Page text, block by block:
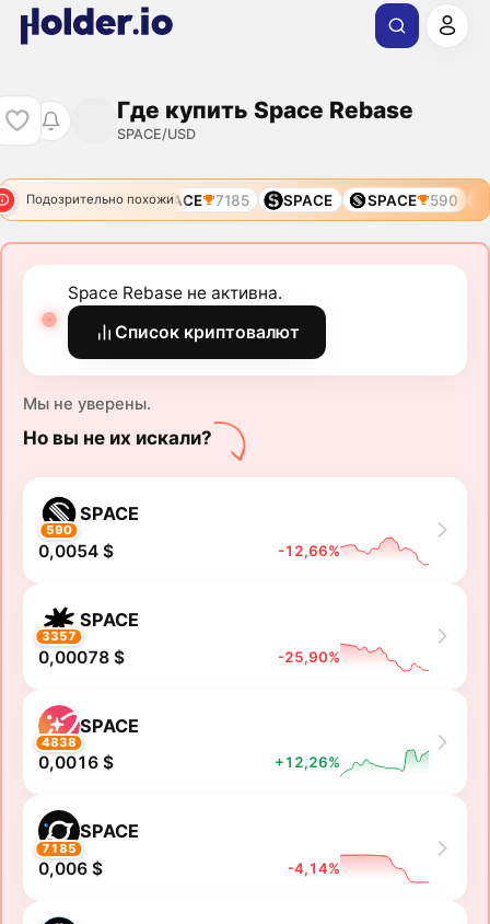
Где купить Space Rebase
SPACE/USD
Подозрительно похожи
SPACE 4838 SPACE 7185 SPACE SPACE 590
Space Rebase не активна.
Список криптовалют
Мы не уверены.
Но вы не их искали?
590
SPACE
0,0054 $ -12,66%
3357
SPACE
0,00078 $ -25,90%
4838
SPACE
0,0016 $ +12,26%
7185
SPACE
0,006 $ -4,14%